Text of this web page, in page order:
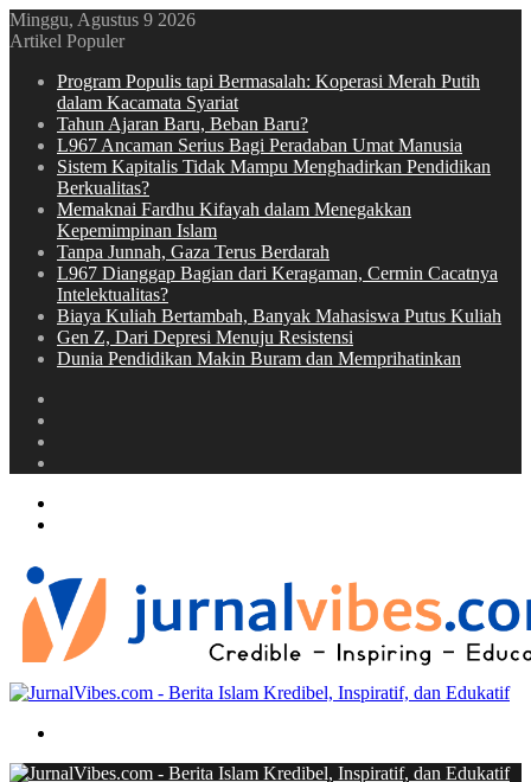
Minggu, Agustus 9 2026
Artikel Populer
Program Populis tapi Bermasalah: Koperasi Merah Putih
dalam Kacamata Syariat
Tahun Ajaran Baru, Beban Baru?
L967 Ancaman Serius Bagi Peradaban Umat Manusia
Sistem Kapitalis Tidak Mampu Menghadirkan Pendidikan
Berkualitas?
Memaknai Fardhu Kifayah dalam Menegakkan
Kepemimpinan Islam
Tanpa Junnah, Gaza Terus Berdarah
L967 Dianggap Bagian dari Keragaman, Cermin Cacatnya
Intelektualitas?
Biaya Kuliah Bertambah, Banyak Mahasiswa Putus Kuliah
Gen Z, Dari Depresi Menuju Resistensi
Dunia Pendidikan Makin Buram dan Memprihatinkan